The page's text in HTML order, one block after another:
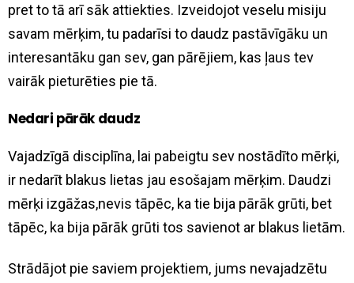
pret to tā arī sāk attiekties. Izveidojot veselu misiju
savam mērķim, tu padarīsi to daudz pastāvīgāku un
interesantāku gan sev, gan pārējiem, kas ļaus tev
vairāk pieturēties pie tā.
Nedari pārāk daudz
Vajadzīgā disciplīna, lai pabeigtu sev nostādīto mērķi,
ir nedarīt blakus lietas jau esošajam mērķim. Daudzi
mērķi izgāžas,nevis tāpēc, ka tie bija pārāk grūti, bet
tāpēc, ka bija pārāk grūti tos savienot ar blakus lietām.
Strādājot pie saviem projektiem, jums nevajadzētu